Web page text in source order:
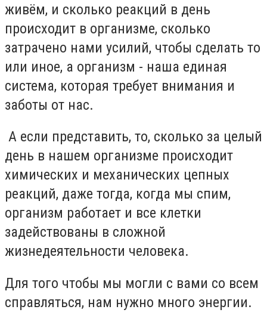
живём, и сколько реакций в день
происходит в организме, сколько
затрачено нами усилий, чтобы сделать то
или иное, а организм - наша единая
система, которая требует внимания и
заботы от нас.
А если представить, то, сколько за целый
день в нашем организме происходит
химических и механических цепных
реакций, даже тогда, когда мы спим,
организм работает и все клетки
задействованы в сложной
жизнедеятельности человека.
Для того чтобы мы могли с вами со всем
справляться, нам нужно много энергии.